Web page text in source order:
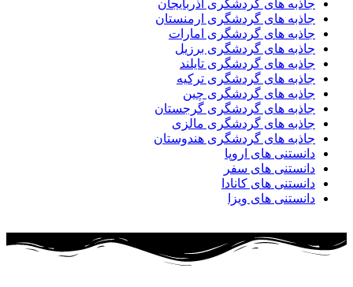
جاذبه های گردشگری آذربایجان
جاذبه های گردشگری ارمنستان
جاذبه های گردشگری امارات
جاذبه های گردشگری برزیل
جاذبه های گردشگری تایلند
جاذبه های گردشگری ترکیه
جاذبه های گردشگری چین
جاذبه های گردشگری گرجستان
جاذبه های گردشگری مالزی
جاذبه های گردشگری هندوستان
دانستنی های اروپا
دانستنی های سفر
دانستنی های کانادا
دانستنی های ویزا